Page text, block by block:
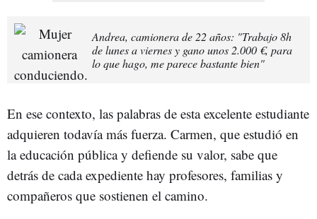
Andrea, camionera de 22 años: "Trabajo 8h
de lunes a viernes y gano unos 2.000 €, para
lo que hago, me parece bastante bien"
En ese contexto, las palabras de esta excelente estudiante
adquieren todavía más fuerza. Carmen, que estudió en
la educación pública y defiende su valor, sabe que
detrás de cada expediente hay profesores, familias y
compañeros que sostienen el camino.